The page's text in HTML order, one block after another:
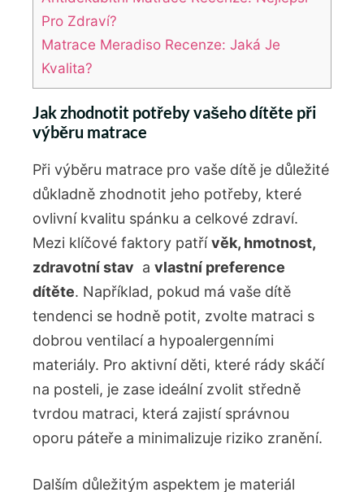
Pro Zdraví?
Matrace Meradiso Recenze: Jaká Je
Kvalita?
Jak zhodnotit potřeby vašeho dítěte při
výběru matrace
Při výběru matrace pro⁢ vaše dítě je důležité⁤
důkladně ⁤zhodnotit jeho potřeby, které
ovlivní kvalitu spánku a celkové ‌zdraví.
Mezi klíčové faktory patřívěk, hmotnost,
zdravotní stav ⁢ a vlastní preference
dítěte. Například, pokud má vaše dítě
tendenci ‌se hodně potit, zvolte matraci s
dobrou ventilací a hypoalergenními
materiály. Pro aktivní děti, které rády skáčí
na posteli, je zase ideální zvolit středně
tvrdou​ matraci,‍ která zajistí správnou​
oporu páteře a minimalizuje riziko zranění.
Dalším důležitým aspektem je materiál